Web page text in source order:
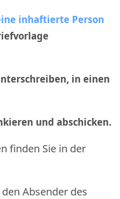
inhaftierte Person
in einen
und abschicken.
finden Sie in der
Absender des